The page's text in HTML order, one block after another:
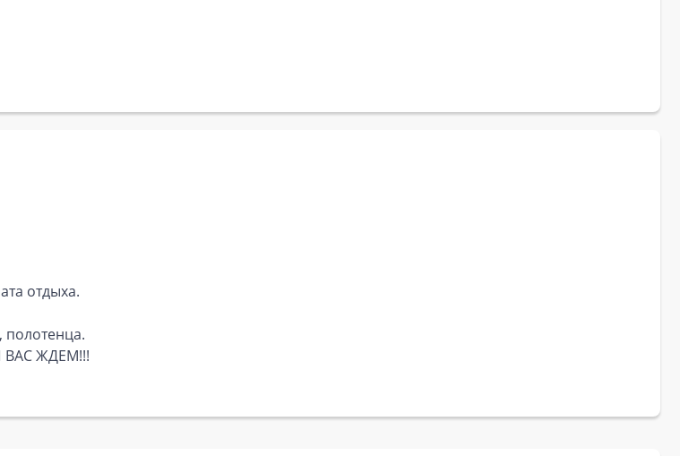
отдыха.
полотенца.
ВАС ЖДЕМ!!!